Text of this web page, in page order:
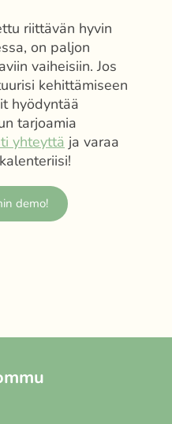
riittävän hyvin
on paljon
vaiheisiin. Jos
kehittämiseen
hyödyntää
tarjoamia
yhteyttä ja varaa
demo!